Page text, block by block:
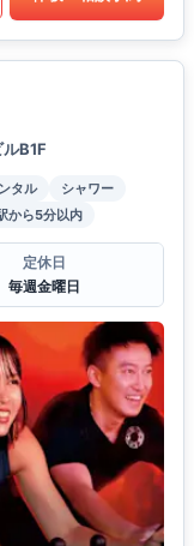
B1F
タル
シャワー
から5分以内
定休日
毎週金曜日